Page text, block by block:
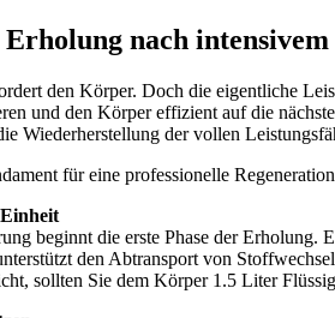
nach
den Körper. Doch die eigentliche
und den Körper effizient auf die
Wiederherstellung der vollen
für eine professionelle
beginnt die erste Phase der
den Abtransport von
sollten Sie dem Körper 1.5 Liter